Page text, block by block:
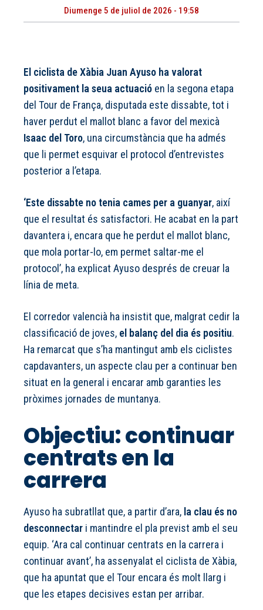
Diumenge 5 de juliol de 2026 - 19:58
El ciclista de Xàbia Juan Ayuso ha valorat
positivament la seua actuació en la segona etapa
del Tour de França, disputada este dissabte, tot i
haver perdut el mallot blanc a favor del mexicà
Isaac del Toro, una circumstància que ha admés
que li permet esquivar el protocol d’entrevistes
posterior a l’etapa.
‘Este dissabte no tenia cames per a guanyar, així
que el resultat és satisfactori. He acabat en la part
davantera i, encara que he perdut el mallot blanc,
que mola portar-lo, em permet saltar-me el
protocol’, ha explicat Ayuso després de creuar la
línia de meta.
El corredor valencià ha insistit que, malgrat cedir la
classificació de joves, el balanç del dia és positiu.
Ha remarcat que s’ha mantingut amb els ciclistes
capdavanters, un aspecte clau per a continuar ben
situat en la general i encarar amb garanties les
pròximes jornades de muntanya.
Objectiu: continuar
centrats en la
carrera
Ayuso ha subratllat que, a partir d’ara, la clau és no
desconnectar i mantindre el pla previst amb el seu
equip. ‘Ara cal continuar centrats en la carrera i
continuar avant’, ha assenyalat el ciclista de Xàbia,
que ha apuntat que el Tour encara és molt llarg i
que les etapes decisives estan per arribar.